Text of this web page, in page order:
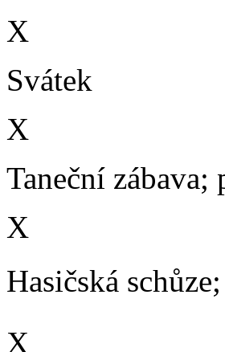
X
Svátek
X
Taneční zábava;
X
Hasičská
X